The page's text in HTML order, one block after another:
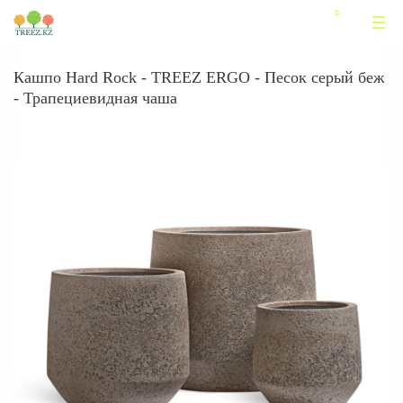
Кашпо Hard Rock - TREEZ ERGO - Песок серый беж
- Трапециевидная чаша